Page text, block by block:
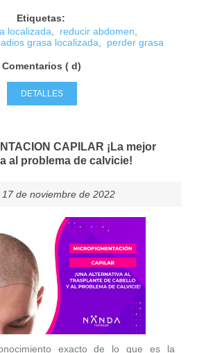
Etiquetas:
localizada
reducir abdomen
adios grasa localizada perder grasa
Comentarios ( d)
DETALLES
CAPILAR ¡La mejor
al problema de calvicie!
de noviembre de 2022
exacto de lo que es la